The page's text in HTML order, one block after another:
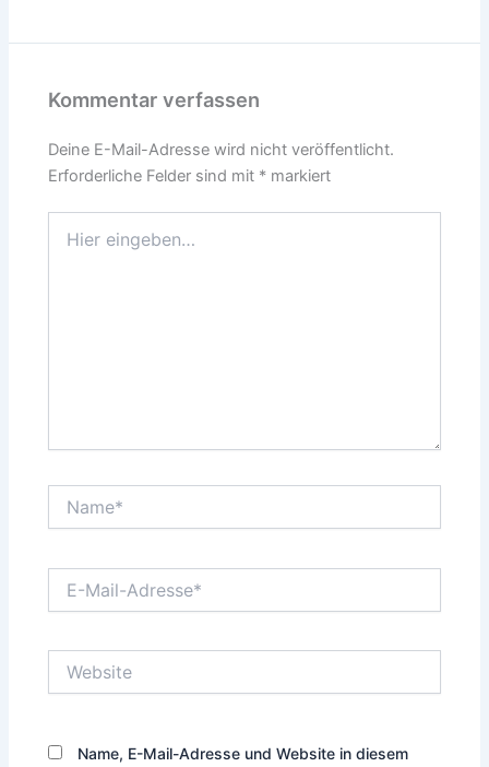
Kommentar verfassen
Deine E-Mail-Adresse wird nicht veröffentlicht.
Erforderliche Felder sind mit * markiert
eingeben…
Mail-
Name, E-Mail-Adresse und Website in diesem